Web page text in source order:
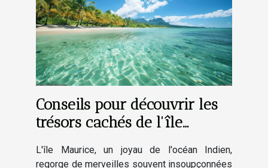
Conseils pour découvrir les
trésors cachés de l'île
L'île Maurice, un joyau de l'océan Indien,
regorge de merveilles souvent insoupçonnées